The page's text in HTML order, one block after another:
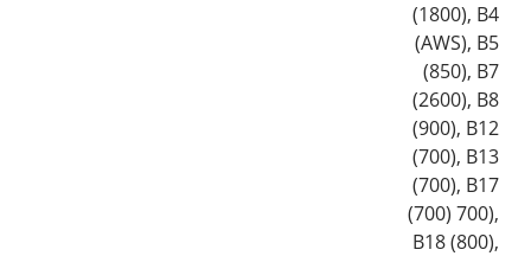
(1800), B4
(AWS), B5
(850), B7
(2600), B8
(900), B12
(700), B13
(700), B17
(700) 700),
B18 (800),